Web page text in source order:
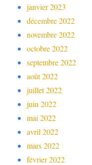
janvier 2023
décembre 2022
novembre 2022
octobre 2022
septembre 2022
août 2022
juillet 2022
juin 2022
mai 2022
avril 2022
mars 2022
février 2022